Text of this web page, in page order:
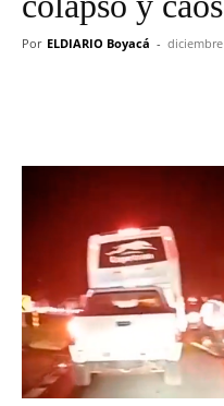
Por ELDIARIO Boyacá -